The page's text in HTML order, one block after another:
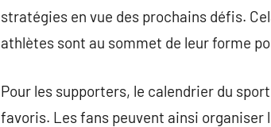
stratégies en vue des prochains défis.
athlètes sont au sommet de leur forme
Pour les supporters, le calendrier du
favoris. Les fans peuvent ainsi